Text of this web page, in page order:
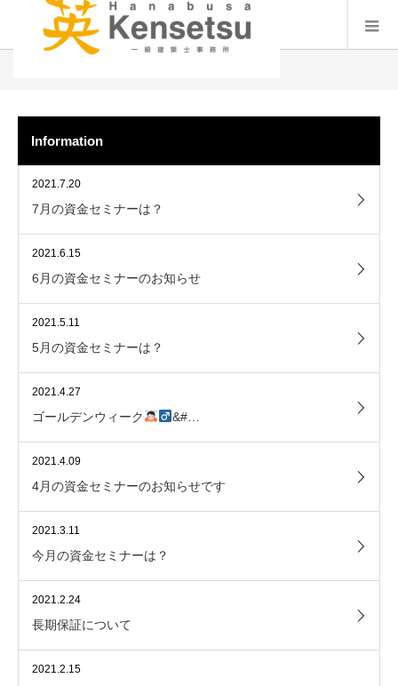
Information
2021.7.20
7月の資金セミナーは？
2021.6.15
6月の資金セミナーのお知らせ
2021.5.11
5月の資金セミナーは？
2021.4.27
ゴールデンウィーク &#…
2021.4.09
4月の資金セミナーのお知らせです
2021.3.11
今月の資金セミナーは？
2021.2.24
長期保証について
2021.2.15